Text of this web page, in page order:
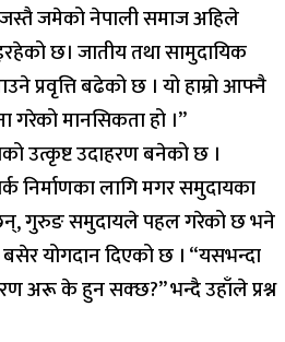
जमेको नेपाली समाज अहिले
छ। जातीय तथा सामुदायिक
प्रवृत्ति बढेको छ । यो हाम्रो आफ्नै
गरेको मानसिकता हो ।”
उत्कृष्ट उदाहरण बनेको छ ।
निर्माणका लागि मगर समुदायका
गुरुङ समुदायले पहल गरेको छ भने
योगदान दिएको छ । “यसभन्दा
अरू के हुन सक्छ?” भन्दै उहाँले प्रश्न